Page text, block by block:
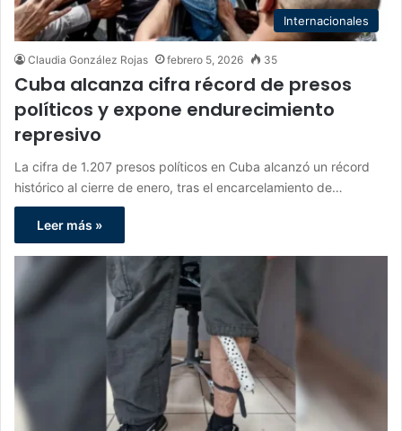
Internacionales
Claudia González Rojas febrero 5, 2026 35
Cuba alcanza cifra récord de presos
políticos y expone endurecimiento
represivo
La cifra de 1.207 presos políticos en Cuba alcanzó un récord
histórico al cierre de enero, tras el encarcelamiento de…
Leer más »